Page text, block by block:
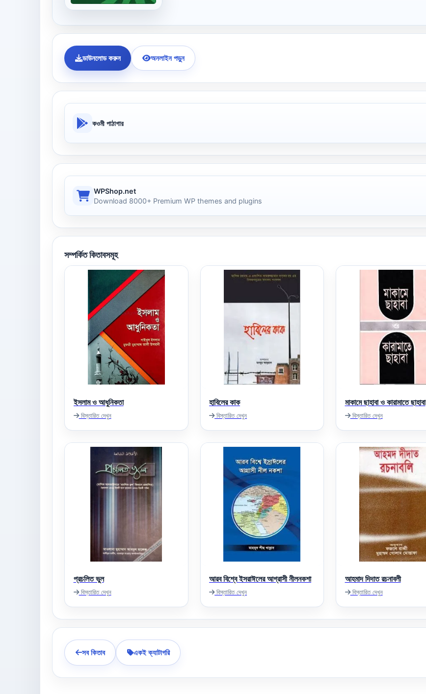
ডাউনলোড করুন অনলাইন পড়ুন
কওমী পাঠাগার
WPShop.net
Download 8000+ Premium WP themes and plugins
সম্পর্কিত কিতাবসমূহ
ইসলাম ও আধুনিকতা
বিস্তারিত দেখুন
হাবিলের কাক
বিস্তারিত দেখুন
মাকামে ছাহাবা ও কারামাতে ছাহাবা
বিস্তারিত দেখুন
প্রচলিত ভুল
বিস্তারিত দেখুন
আরব বিশ্বে ইসরাঈলের আগ্রাসী নীলনকশা
বিস্তারিত দেখুন
আহমাদ দিদাত রচনাবলী
বিস্তারিত দেখুন
সব কিতাব একই ক্যাটাগরি